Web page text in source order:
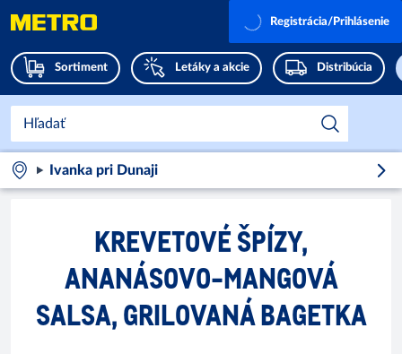
Sortiment Letáky a akcie Distribúcia
Registrácia/Prihlásenie
Ivanka pri Dunaji
KREVETOVÉ ŠPÍZY,
ANANÁSOVO-MANGOVÁ
SALSA, GRILOVANÁ BAGETKA